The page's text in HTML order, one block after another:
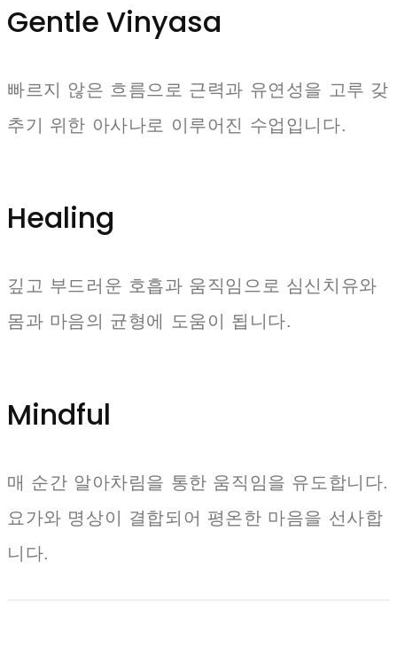
Gentle Vinyasa
빠르지 않은 흐름으로 근력과 유연성을 고루 갖
추기 위한 아사나로 이루어진 수업입니다.
Healing
깊고 부드러운 호흡과 움직임으로 심신치유와
몸과 마음의 균형에 도움이 됩니다.
Mindful
매 순간 알아차림을 통한 움직임을 유도합니다.
요가와 명상이 결합되어 평온한 마음을 선사합
니다.